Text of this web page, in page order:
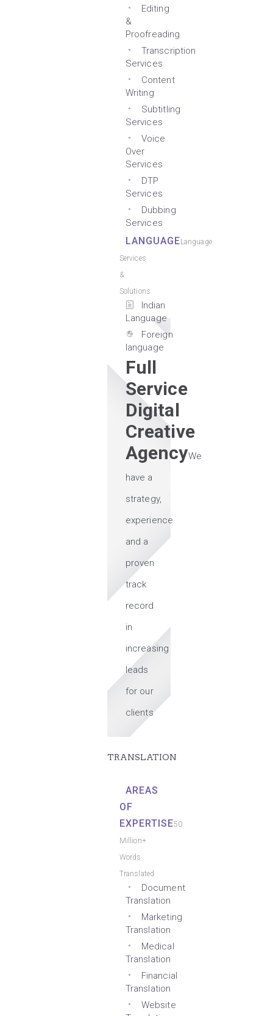
Editing
&
Proofreading
Transcription
Services
Content
Writing
Subtitling
Services
Voice
Over
Services
DTP
Services
Dubbing
Services
LANGUAGELanguage
Services
&
Solutions
Indian
Language
Foreign
language
Full
Service
Digital
Creative
AgencyWe
have a
strategy,
experience
and a
proven
track
record
in
increasing
leads
for our
clients
TRANSLATION
AREAS
OF
EXPERTISE50
Million+
Words
Translated
Document
Translation
Marketing
Translation
Medical
Translation
Financial
Translation
Website